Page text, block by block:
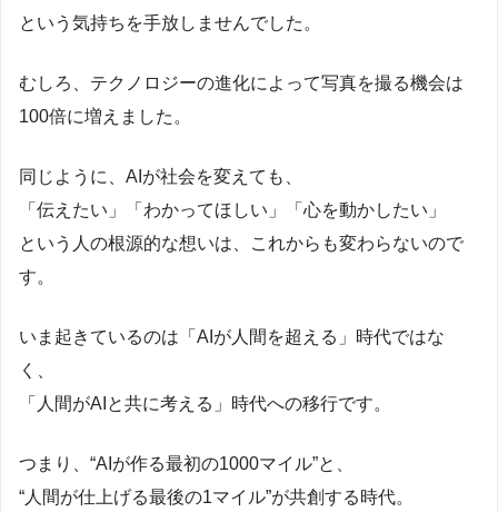
という気持ちを手放しませんでした。
むしろ、テクノロジーの進化によって写真を撮る機会は
100倍に増えました。
同じように、AIが社会を変えても、
「伝えたい」「わかってほしい」「心を動かしたい」
という人の根源的な想いは、これからも変わらないので
す。
いま起きているのは「AIが人間を超える」時代ではな
く、
「人間がAIと共に考える」時代への移行です。
つまり、“AIが作る最初の1000マイル”と、
“人間が仕上げる最後の1マイル”が共創する時代。